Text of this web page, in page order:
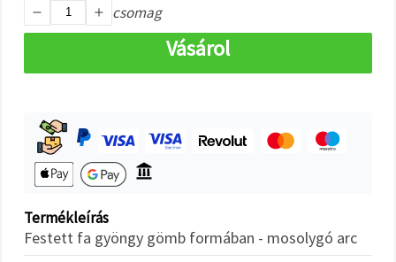
Fogadja
mindet
csomag
Vásárol
Termékleírás
Festett fa gyöngy gömb formában - mosolygó arc